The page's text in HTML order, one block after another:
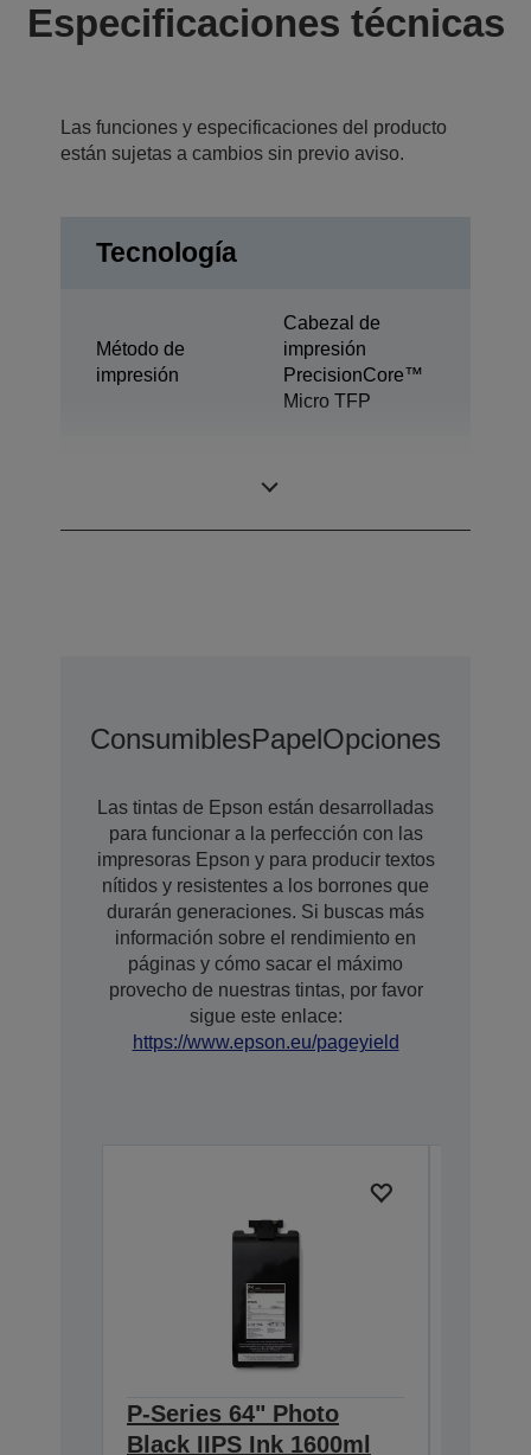
Especificaciones técnicas
Las funciones y especificaciones del producto
están sujetas a cambios sin previo aviso.
Tecnología
Método de
impresión
Cabezal de
impresión
PrecisionCore™
Micro TFP
ConsumiblesPapelOpciones
Las tintas de Epson están desarrolladas
para funcionar a la perfección con las
impresoras Epson y para producir textos
nítidos y resistentes a los borrones que
durarán generaciones. Si buscas más
información sobre el rendimiento en
páginas y cómo sacar el máximo
provecho de nuestras tintas, por favor
sigue este enlace:
https://www.epson.eu/pageyield
P-Series 64" Photo
Black IIPS Ink 1600ml